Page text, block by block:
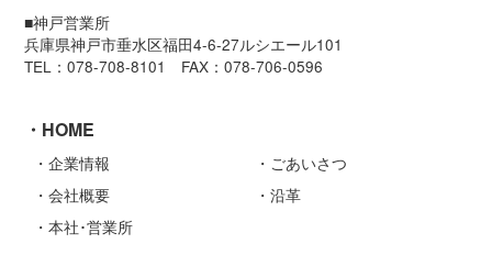
■神戸営業所
兵庫県神戸市垂水区福田4-6-27ルシエール101
TEL：078-708-8101 FAX：078-706-0596
HOME
企業情報
ごあいさつ
会社概要
沿革
本社･営業所